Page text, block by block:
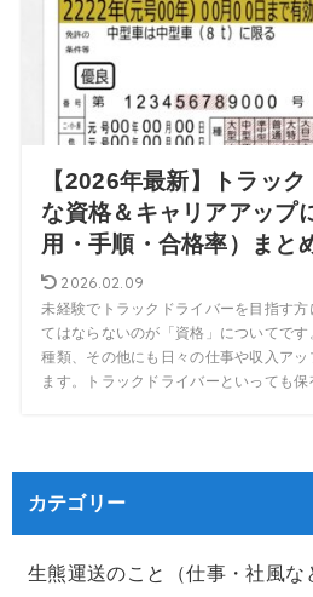
【2026年最新】トラッ
な資格＆キャリアアップ
用・手順・合格率）まと
2026.02.09
未経験でトラックドライバーを目指す方
てはならないのが「資格」についてで
種類、その他にも日々の仕事や収入アッ
ます。トラックドライバーといっても保
カテゴリー
生熊運送のこと（仕事・社風な